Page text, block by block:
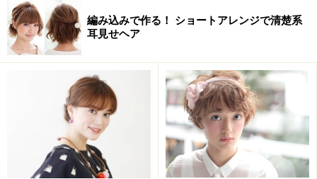
1.ハチ上の髪をざっくりと取って、両サイドに左右それ
ぞれ編み込みを。きつめにきっちりと編み込んで、編み
終わりはゴムで結びます。
編み込みで作る！ ショートアレンジで清楚系
耳見せヘア